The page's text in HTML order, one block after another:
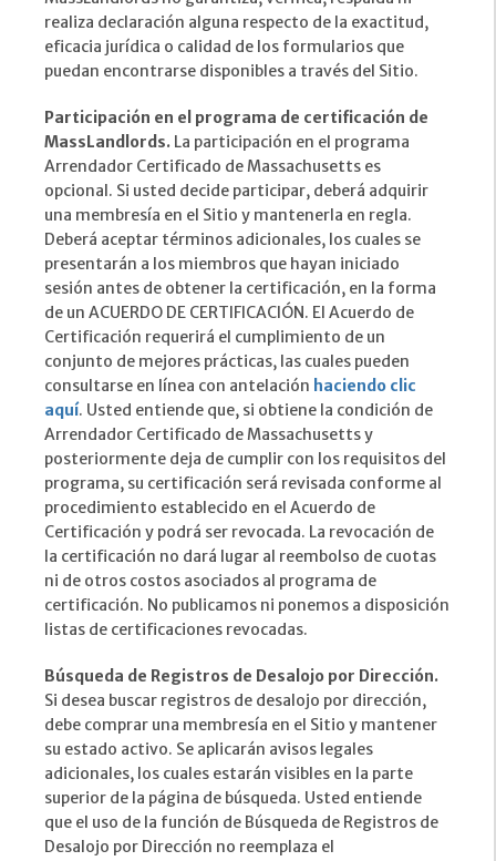
realiza declaración alguna respecto de la exactitud,
eficacia jurídica o calidad de los formularios que
puedan encontrarse disponibles a través del Sitio.
Participación en el programa de certificación de
MassLandlords. La participación en el programa
Arrendador Certificado de Massachusetts es
opcional. Si usted decide participar, deberá adquirir
una membresía en el Sitio y mantenerla en regla.
Deberá aceptar términos adicionales, los cuales se
presentarán a los miembros que hayan iniciado
sesión antes de obtener la certificación, en la forma
de un ACUERDO DE CERTIFICACIÓN. El Acuerdo de
Certificación requerirá el cumplimiento de un
conjunto de mejores prácticas, las cuales pueden
consultarse en línea con antelación haciendo clic
aquí. Usted entiende que, si obtiene la condición de
Arrendador Certificado de Massachusetts y
posteriormente deja de cumplir con los requisitos del
programa, su certificación será revisada conforme al
procedimiento establecido en el Acuerdo de
Certificación y podrá ser revocada. La revocación de
la certificación no dará lugar al reembolso de cuotas
ni de otros costos asociados al programa de
certificación. No publicamos ni ponemos a disposición
listas de certificaciones revocadas.
Búsqueda de Registros de Desalojo por Dirección.
Si desea buscar registros de desalojo por dirección,
debe comprar una membresía en el Sitio y mantener
su estado activo. Se aplicarán avisos legales
adicionales, los cuales estarán visibles en la parte
superior de la página de búsqueda. Usted entiende
que el uso de la función de Búsqueda de Registros de
Desalojo por Dirección no reemplaza el